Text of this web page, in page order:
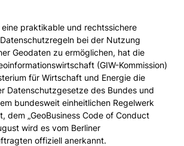
eine praktikable und rechtssichere
bei der Nutzung
Geodaten zu ermöglichen, hat die
(GIW-Kommission)
für Wirtschaft und Energie die
Datenschutzgesetze des Bundes und
bundesweit einheitlichen Regelwerk
dem „GeoBusiness Code of Conduct
wird es vom Berliner
offiziell anerkannt.